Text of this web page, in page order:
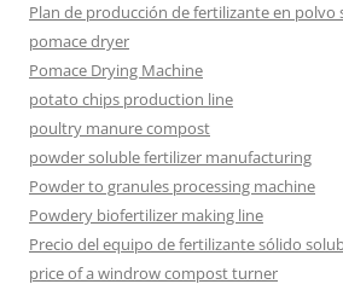
Plan de producción de fertilizante en polvo
pomace dryer
Pomace Drying Machine
potato chips production line
poultry manure compost
powder soluble fertilizer manufacturing
Powder to granules processing machine
Powdery biofertilizer making line
Precio del equipo de fertilizante sólido
price of a windrow compost turner